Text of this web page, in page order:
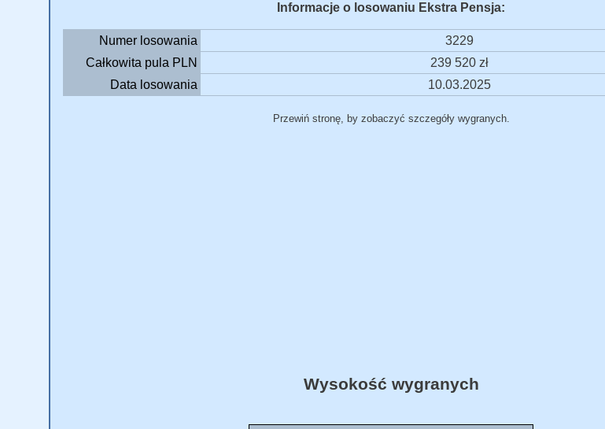
Informacje o losowaniu Ekstra Pensja:
Numer losowania
3229
Całkowita pula PLN
239 520 zł
Data losowania
10.03.2025
Przewiń stronę, by zobaczyć szczegóły wygranych.
Wysokość wygranych